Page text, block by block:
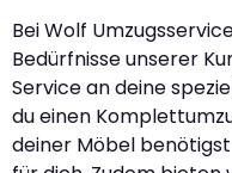
Bei Wolf
Bedürfnisse unserer
Service an deine
du einen
deiner Möbel